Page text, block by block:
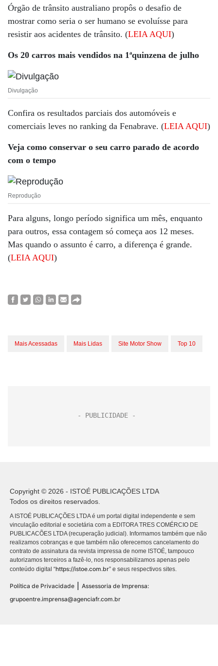
Órgão de trânsito australiano propôs o desafio de
mostrar como seria o ser humano se evoluísse para
resistir aos acidentes de trânsito. (LEIA AQUI)
Os 20 carros mais vendidos na 1ªquinzena de julho
Divulgação
Confira os resultados parciais dos automóveis e
comerciais leves no ranking da Fenabrave. (LEIA AQUI)
Veja como conservar o seu carro parado de acordo
com o tempo
Reprodução
Para alguns, longo período significa um mês, enquanto
para outros, essa contagem só começa aos 12 meses.
Mas quando o assunto é carro, a diferença é grande.
(LEIA AQUI)
Mais Acessadas Mais Lidas Site Motor Show Top 10
Copyright © 2026 - ISTOÉ PUBLICAÇÕES LTDA
Todos os direitos reservados.
A ISTOÉ PUBLICAÇÕES LTDA é um portal digital independente e sem
vinculação editorial e societária com a EDITORA TRES COMÉRCIO DE
PUBLICACÕES LTDA (recuperação judicial). Informamos também que não
realizamos cobranças e que também não oferecemos cancelamento do
contrato de assinatura da revista impressa de nome ISTOÉ, tampouco
autorizamos terceiros a fazê-lo, nos responsabilizamos apenas pelo
conteúdo digital “https://istoe.com.br” e seus respectivos sites.
Política de Privacidade | Assessoria de Imprensa:
grupoentre.imprensa@agenciafr.com.br